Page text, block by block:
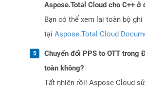
Aspose.Total Cloud cho C++ ở
Bạn có thể xem lại toàn bộ ghi
tại Aspose.Total Cloud
Chuyển đổi PPS to OTT trong
toàn không?
Tất nhiên rồi! Aspose Cloud